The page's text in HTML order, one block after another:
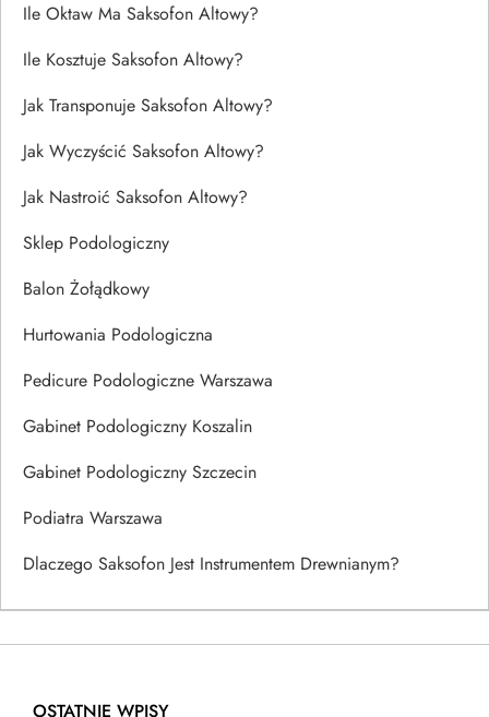
Ile Oktaw Ma Saksofon Altowy?
Ile Kosztuje Saksofon Altowy?
Jak Transponuje Saksofon Altowy?
Jak Wyczyścić Saksofon Altowy?
Jak Nastroić Saksofon Altowy?
Sklep Podologiczny
Balon Żołądkowy
Hurtowania Podologiczna
Pedicure Podologiczne Warszawa
Gabinet Podologiczny Koszalin
Gabinet Podologiczny Szczecin
Podiatra Warszawa
Dlaczego Saksofon Jest Instrumentem Drewnianym?
OSTATNIE WPISY